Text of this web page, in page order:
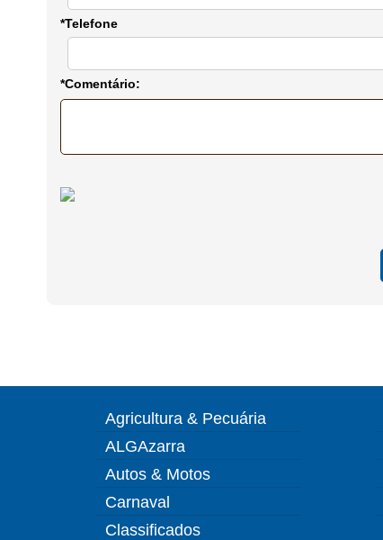
*Telefone
*Comentário:
Agricultura & Pecuária
ALGAzarra
Autos & Motos
Carnaval
Classificados